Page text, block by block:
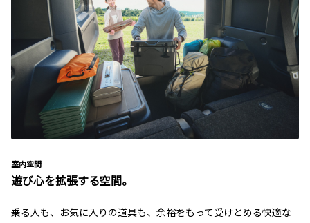
室内空間
遊び心を拡張する空間。
乗る人も、お気に入りの道具も、余裕をもって受けとめる快適な